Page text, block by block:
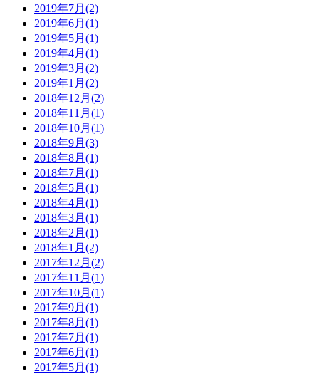
2019年7月(2)
2019年6月(1)
2019年5月(1)
2019年4月(1)
2019年3月(2)
2019年1月(2)
2018年12月(2)
2018年11月(1)
2018年10月(1)
2018年9月(3)
2018年8月(1)
2018年7月(1)
2018年5月(1)
2018年4月(1)
2018年3月(1)
2018年2月(1)
2018年1月(2)
2017年12月(2)
2017年11月(1)
2017年10月(1)
2017年9月(1)
2017年8月(1)
2017年7月(1)
2017年6月(1)
2017年5月(1)